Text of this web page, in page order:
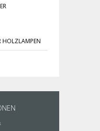
HOLZLAMPEN